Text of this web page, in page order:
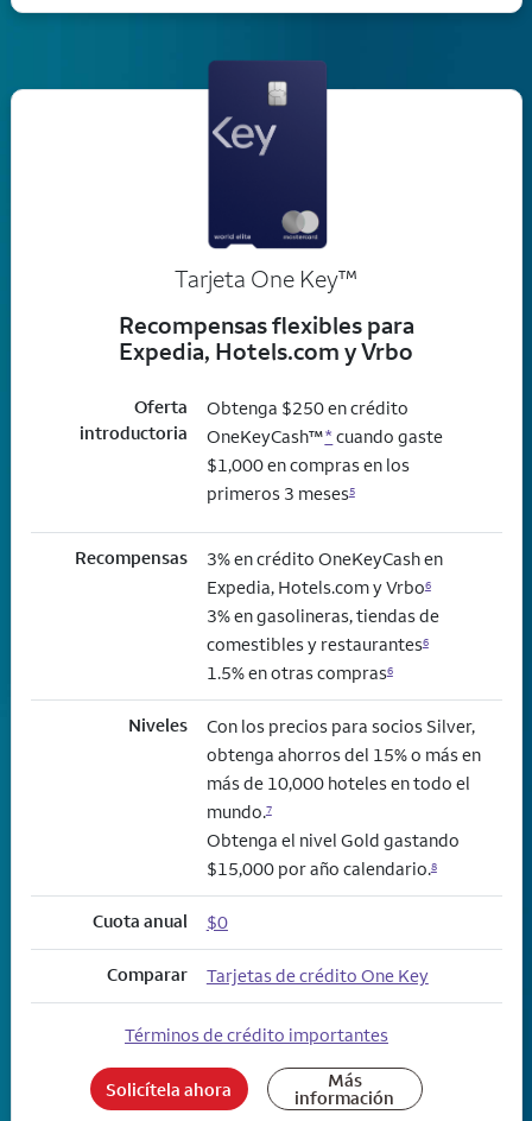
Tarjeta One Keytrademark
™
Recompensas flexibles para
Expedia, Hotels.com y Vrbo
Oferta
introductoria
Obtenga $250 en crédito
OneKeyCash™* cuando gaste
$1,000 en compras en los
primeros 3 meses5
Recompensas
3% en crédito OneKeyCash en
Expedia, Hotels.com y Vrbo6
3% en gasolineras, tiendas de
comestibles y restaurantes6
1.5% en otras compras6
Niveles
Con los precios para socios Silver,
obtenga ahorros del 15% o más en
más de 10,000 hoteles en todo el
mundo.7
Obtenga el nivel Gold gastando
$15,000 por año calendario.8
Cuota anual $0
Comparar Tarjetas de crédito One Key
Términos de crédito importantes
Solicítela ahora Más
información